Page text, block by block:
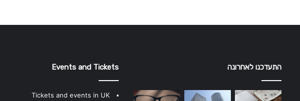
התעדכנו לאחרונה Events and Tickets
Tickets and events in UK